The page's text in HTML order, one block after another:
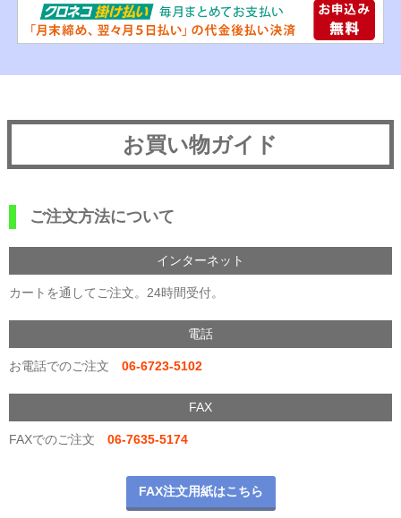
お買い物ガイド
ご注文方法について
インターネット
カートを通してご注文。24時間受付。
電話
お電話でのご注文 06-6723-5102
FAX
FAXでのご注文 06-7635-5174
FAX注文用紙はこちら